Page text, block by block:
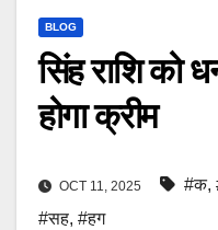
BLOG
सिंह राशि को
होगा क्रीम
OCT 11, 2025 #क,
#सह, #हग